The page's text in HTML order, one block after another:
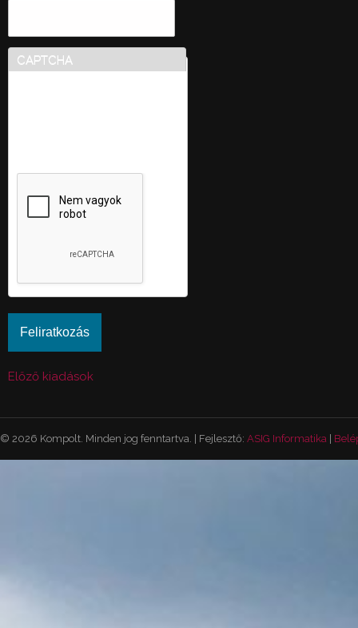
CAPTCHA
Előző kiadások
© 2026 Kompolt. Minden jog fenntartva. | Fejlesztő: ASIG Informatika